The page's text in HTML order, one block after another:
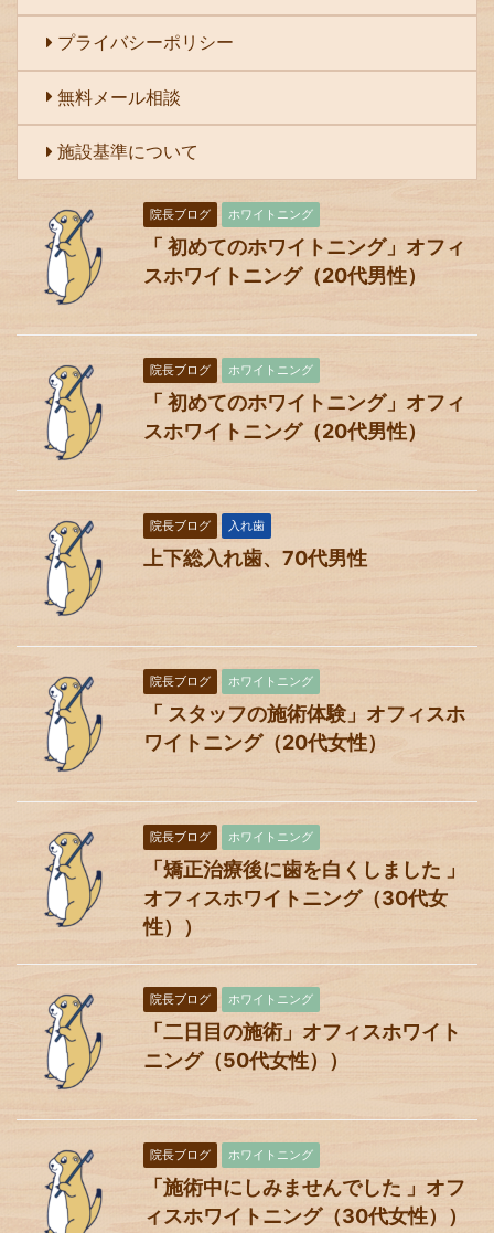
プライバシーポリシー
無料メール相談
施設基準について
院長ブログ ホワイトニング
「 初めてのホワイトニング」オフィ
スホワイトニング（20代男性）
院長ブログ ホワイトニング
「 初めてのホワイトニング」オフィ
スホワイトニング（20代男性）
院長ブログ 入れ歯
上下総入れ歯、70代男性
院長ブログ ホワイトニング
「 スタッフの施術体験」オフィスホ
ワイトニング（20代女性）
院長ブログ ホワイトニング
「矯正治療後に歯を白くしました 」
オフィスホワイトニング（30代女
性））
院長ブログ ホワイトニング
「二日目の施術」オフィスホワイト
ニング（50代女性））
院長ブログ ホワイトニング
「施術中にしみませんでした 」オフ
ィスホワイトニング（30代女性））